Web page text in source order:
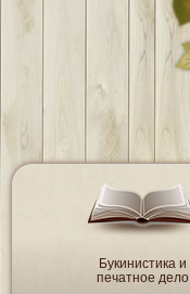
Букинистика и
печатное дело